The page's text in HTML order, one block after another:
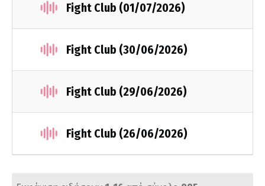
Fight Club (01/07/2026)
Fight Club (30/06/2026)
Fight Club (29/06/2026)
Fight Club (26/06/2026)